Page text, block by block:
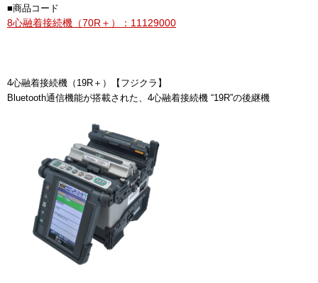
■商品コード
8心融着接続機（70R＋）：11129000
4心融着接続機（19R＋）【フジクラ】
Bluetooth通信機能が搭載された、4心融着接続機 “19R”の後継機